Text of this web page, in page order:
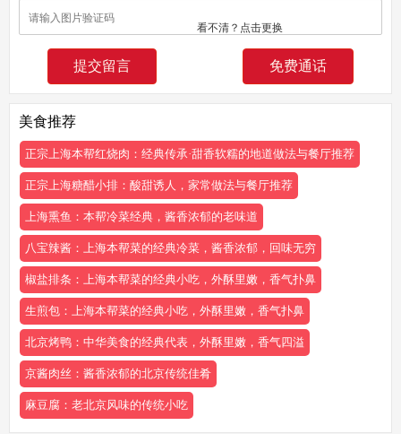
看不清？ 点击更换
免费通话
美食推荐
正宗上海本帮红烧肉：经典传承·甜香软糯的地道做法与餐厅推荐
正宗上海糖醋小排：酸甜诱人，家常做法与餐厅推荐
上海熏鱼：本帮冷菜经典，酱香浓郁的老味道
八宝辣酱：上海本帮菜的经典冷菜，酱香浓郁，回味无穷
椒盐排条：上海本帮菜的经典小吃，外酥里嫩，香气扑鼻
生煎包：上海本帮菜的经典小吃，外酥里嫩，香气扑鼻
北京烤鸭：中华美食的经典代表，外酥里嫩，香气四溢
京酱肉丝：酱香浓郁的北京传统佳肴
麻豆腐：老北京风味的传统小吃